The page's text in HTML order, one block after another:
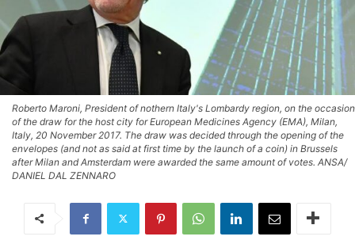
Roberto Maroni, President of nothern Italy's Lombardy region, on the occasion
of the draw for the host city for European Medicines Agency (EMA), Milan,
Italy, 20 November 2017. The draw was decided through the opening of the
envelopes (and not as said at first time by the launch of a coin) in Brussels
after Milan and Amsterdam were awarded the same amount of votes. ANSA/
DANIEL DAL ZENNARO